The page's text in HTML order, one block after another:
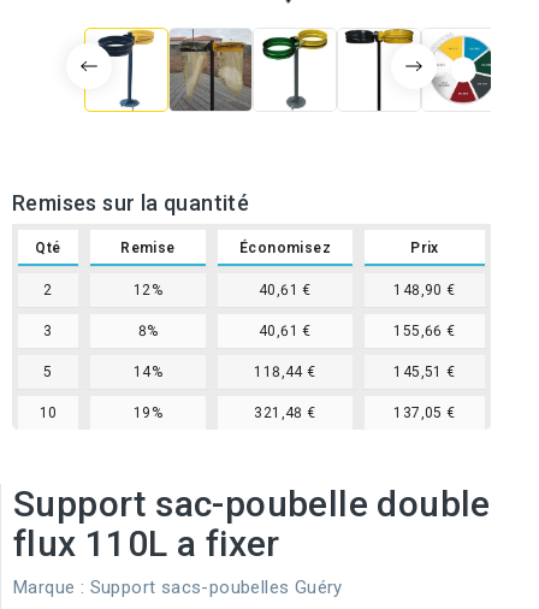
Remises sur la quantité
Qté Remise Économisez Prix
2 12% 40,61 € 148,90 €
3 8% 40,61 € 155,66 €
5 14% 118,44 € 145,51 €
10 19% 321,48 € 137,05 €
Support sac-poubelle double
flux 110L a fixer
Marque : Support sacs-poubelles Guéry